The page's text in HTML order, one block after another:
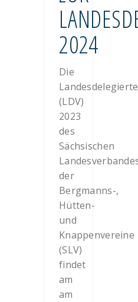
2024
Die
(LDV)
2023
des
Sächsischen
der
Bergmanns-,
Hütten-
und
Knappenvereine
(SLV)
findet
am
am